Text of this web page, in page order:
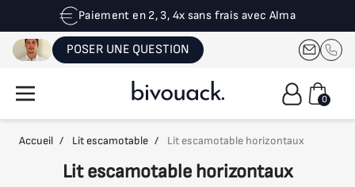
Livraison gratuite en France métropolitaine
POSER UNE QUESTION
0
Accueil / Lit escamotable / Lit escamotable horizontaux
Lit escamotable horizontaux